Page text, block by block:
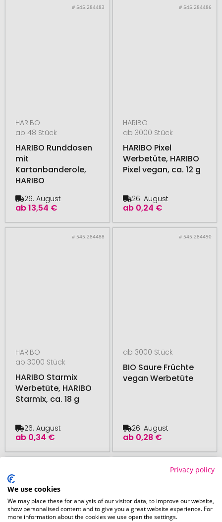
# 545.284483
HARIBO
ab 48 Stück
HARIBO Runddosen
mit
Kartonbanderole,
HARIBO
ab13,54 €
26. August
# 545.284486
HARIBO
ab 3000 Stück
HARIBO Pixel
Werbetüte, HARIBO
Pixel vegan, ca. 12 g
ab 0,24 €
26. August
# 545.284488
HARIBO
ab 3000 Stück
HARIBO Starmix
Werbetüte, HARIBO
Starmix, ca. 18 g
ab 0,34 €
26. August
# 545.284490
ab 3000 Stück
BIO Saure Früchte
vegan Werbetüte
ab 0,28 €
26. August
# 150.282332
Privacy policy
We use cookies
We may place these for analysis of our visitor data, to improve our website,
show personalised content and to give you a great website experience. For
more information about the cookies we use open the settings.